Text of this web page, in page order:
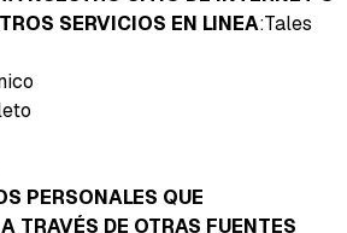
SERVICIOS EN LINEA:Tales
PERSONALES QUE
TRAVÉS DE OTRAS FUENTES